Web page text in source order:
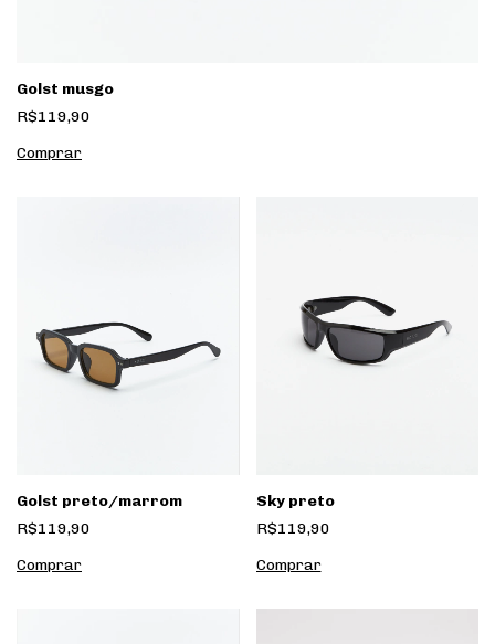
Golst musgo
R$119,90
Golst preto/marrom
R$119,90
Sky preto
R$119,90